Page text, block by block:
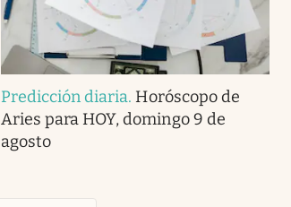
Predicción diaria. Horóscopo de
Aries para HOY, domingo 9 de
agosto